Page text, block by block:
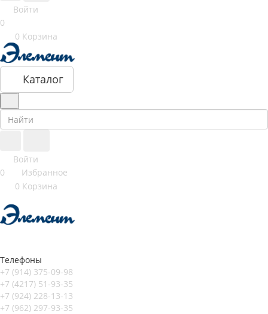
Войти
0
0 Корзина
Каталог
Войти
0
Избранное
0 Корзина
Телефоны
+7 (914) 375-09-98
+7 (4217) 51-93-35
+7 (924) 228-13-13
+7 (962) 297-93-35